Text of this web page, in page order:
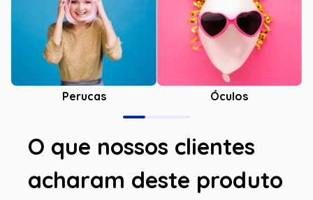
Perucas Óculos
O que nossos clientes
acharam deste produto